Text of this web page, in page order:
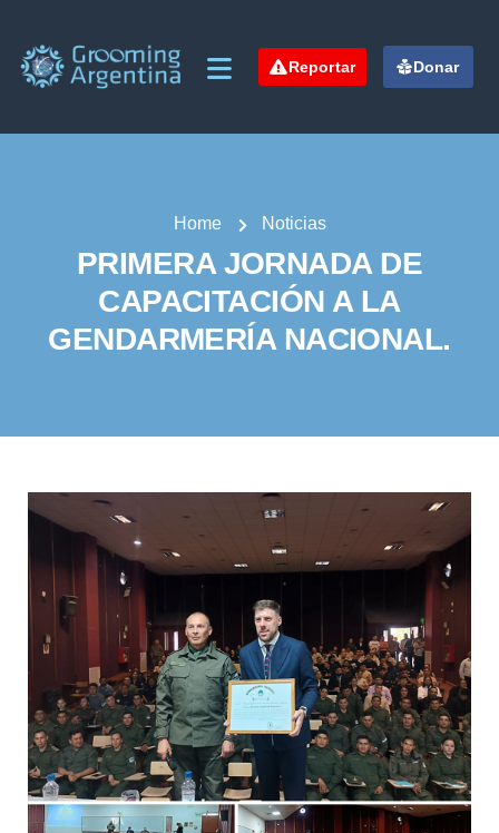
Reportar Donar
Home Noticias
PRIMERA JORNADA DE
CAPACITACIÓN A LA
GENDARMERÍA NACIONAL.